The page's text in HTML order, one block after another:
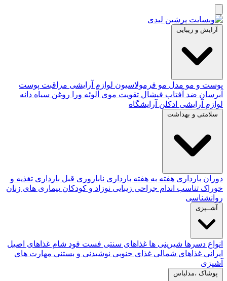
آرایش و زیبایی
پوست و مو مدل مو فرمولاسیون لوازم آرایشی مراقبت پوست
آبرسان ضد آفتاب فیشال تقویت موی آلوئه‌ ورا روغن سیاه دانه
لوازم آرایشی ادکلن آرایشگاه
سلامتی و بهداشت
دوران بارداری هفته به هفته بارداری ناباروری قبل بارداری تغذیه و
خوراک تناسب اندام جراحی زیبایی نوزاد و کودکان بیماری های زنان
روانشناسی
آشــپزی
انواع دسرها شیرینی ها غذاهای سنتی فست فود شام غذاهای اصیل
ایرانی غذاهای شمالی غذای جنوبی نوشیدنی و بستنی مهارت های
آشپزی
پوشاک ،مدلباس